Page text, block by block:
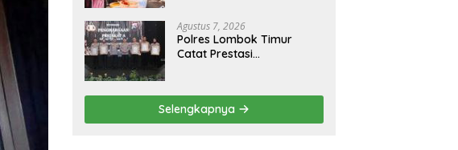
Agustus 7, 2026
Polres Lombok Timur
Catat Prestasi
Pelayanan Publik di NTB
Selengkapnya